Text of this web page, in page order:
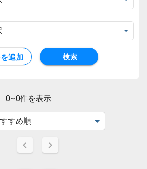
追加 検索
0~0件を表示